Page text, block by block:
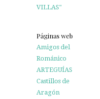
VILLAS"
Páginas web
Amigos del
Románico
ARTEGUÍAS
Castillos de
Aragón